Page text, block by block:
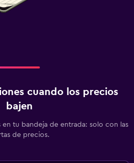
cuando los precios
bajen
tu bandeja de entrada: solo con las
de precios.